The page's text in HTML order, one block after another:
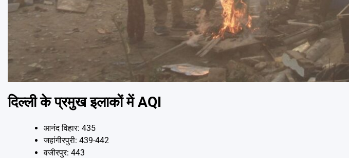
दिल्ली के प्रमुख इलाकों में AQI
आनंद विहार: 435
जहांगीरपुरी: 439-442
वजीरपुर: 443